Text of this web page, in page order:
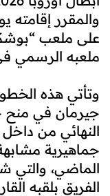
على ملعب
ملعبه الرسمي
وتأتي هذه
جيرمان في منح
النهائي من داخل
جماهيرية
الماضي، والتي
الفريق بلقبه